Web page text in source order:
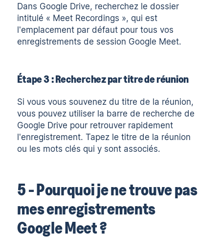
Dans Google Drive, recherchez le dossier
intitulé « Meet Recordings », qui est
l'emplacement par défaut pour tous vos
enregistrements de session Google Meet.
Étape 3 : Recherchez par titre de réunion
Si vous vous souvenez du titre de la réunion,
vous pouvez utiliser la barre de recherche de
Google Drive pour retrouver rapidement
l'enregistrement. Tapez le titre de la réunion
ou les mots clés qui y sont associés.
5 - Pourquoi je ne trouve pas
mes enregistrements
Google Meet ?